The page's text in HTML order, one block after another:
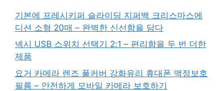
기본에 프레시키퍼 슬라이딩 지퍼백 크리스마스에
디션 소형 20매 – 완벽한 신선함을 담다
넥시 USB 스위치 선택기 2:1 – 편리함을 두 번 더한
제품
요거 카메라 렌즈 풀커버 강화유리 휴대폰 액정보호
필름 – 안전하게 모바일 카메라 보호하기